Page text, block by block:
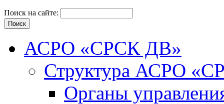
Поиск на сайте:
АСРО «СРСК ДВ»
Структура АСРО
Органы